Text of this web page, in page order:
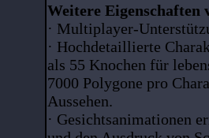
Weitere Eigenschaften
· Multiplayer-
· Hochdetaillierte
als 55 Knochen für
7000 Polygone pro
Aussehen.
· Gesichtsanimationen